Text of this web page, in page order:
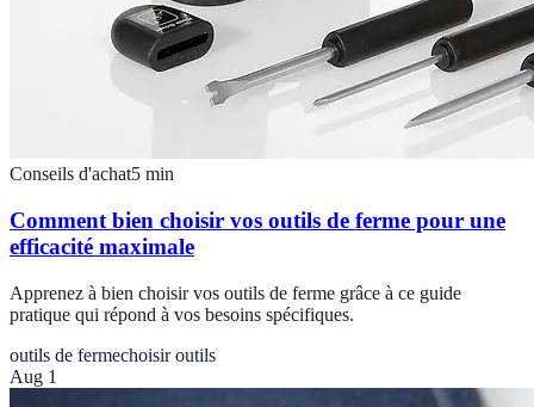
Conseils d'achat5 min
Comment bien choisir vos outils de ferme pour une
efficacité maximale
Apprenez à bien choisir vos outils de ferme grâce à ce guide
pratique qui répond à vos besoins spécifiques.
outils de fermechoisir outils
Aug 1